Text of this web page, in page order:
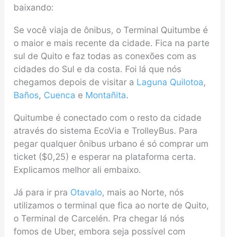
baixando:
Se você viaja de ônibus, o Terminal Quitumbe é
o maior e mais recente da cidade. Fica na parte
sul de Quito e faz todas as conexões com as
cidades do Sul e da costa. Foi lá que nós
chegamos depois de visitar a Laguna Quilotoa,
Baños, Cuenca e Montañita.
Quitumbe é conectado com o resto da cidade
através do sistema EcoVia e TrolleyBus. Para
pegar qualquer ônibus urbano é só comprar um
ticket ($0,25) e esperar na plataforma certa.
Explicamos melhor ali embaixo.
Já para ir pra Otavalo, mais ao Norte, nós
utilizamos o terminal que fica ao norte de Quito,
o Terminal de Carcelén. Pra chegar lá nós
fomos de Uber, embora seja possível com